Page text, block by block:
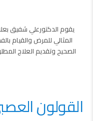
يقوم الدكتورعلي شفيق
المثالي للمرض والقيام
الصحيح وتقديم العلاج
القولون